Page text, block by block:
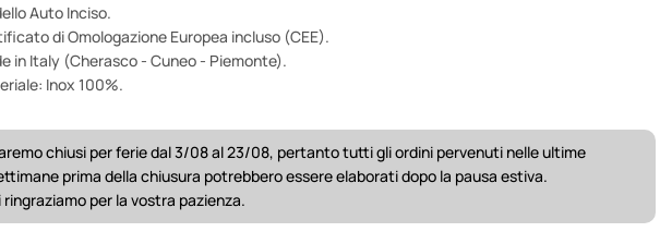
Auto Inciso.
di Omologazione Europea incluso (CEE).
in Italy (Cherasco - Cuneo - Piemonte).
Inox 100%.
chiusi per ferie dal 3/08 al 23/08, pertanto tutti gli ordini pervenuti nelle ultime
prima della chiusura potrebbero essere elaborati dopo la pausa estiva.
ringraziamo per la vostra pazienza.